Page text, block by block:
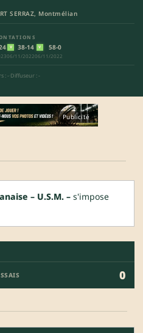
SERRAZ, Montmélian
V 38-14
06/11/2022
V 58-0
06/11/2022
: - Diffuseur : -
Publicité
– U.S.M. – s'impose
0